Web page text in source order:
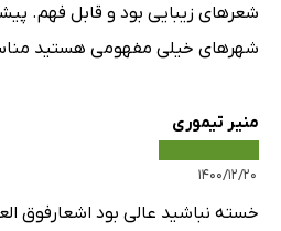
شعرهای زیبایی بود و قابل فهم.
شهر‌های خیلی مفهومی هستید
منیر تیموری
۱۴۰۰/۱۲/۲۰
خسته نباشید عالی بود اشعارفوق